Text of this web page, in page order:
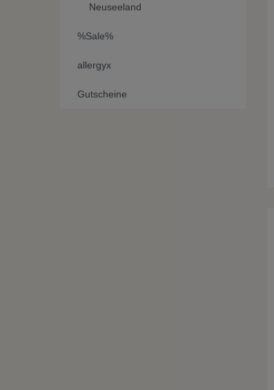
Neuseeland
%Sale%
allergyx
Gutscheine